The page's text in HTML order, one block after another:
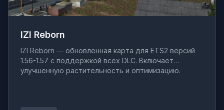
IZI Reborn
IZI Reborn — обновленная карта для ETS2 версий
1.56-1.57 с поддержкой всех DLC. Включает
улучшенную растительность и оптимизацию.